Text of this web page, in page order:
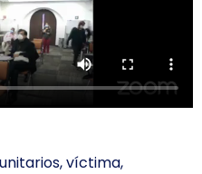
víctima,